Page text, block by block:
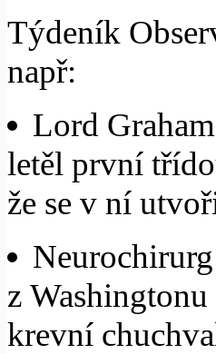
Týdeník
např:
Lord
letěl první
že se v ní
z
krevní